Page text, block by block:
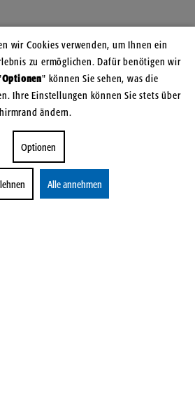
wir Cookies verwenden, um Ihnen ein
zu ermöglichen. Dafür benötigen wir
Optionen" können Sie sehen, was die
Ihre Einstellungen können Sie stets über
ändern.
Optionen
Alle annehmen